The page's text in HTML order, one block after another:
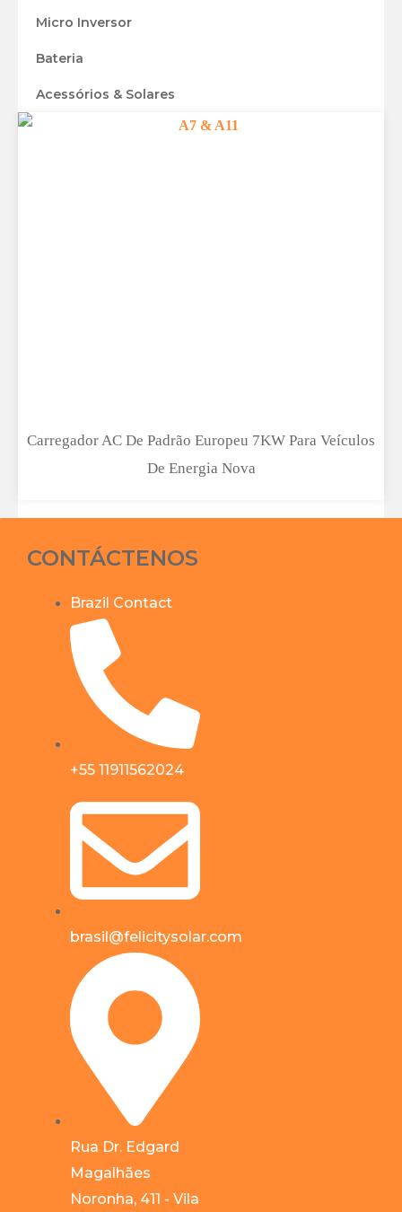
Micro Inversor
Bateria
Acessórios & Solares
Carregador AC De Padrão Europeu 7KW Para Veículos
De Energia Nova
CONTÁCTENOS
Brazil Contact
+55 11911562024
brasil@felicitysolar.com
Rua Dr. Edgard
Magalhães
Noronha, 411 - Vila